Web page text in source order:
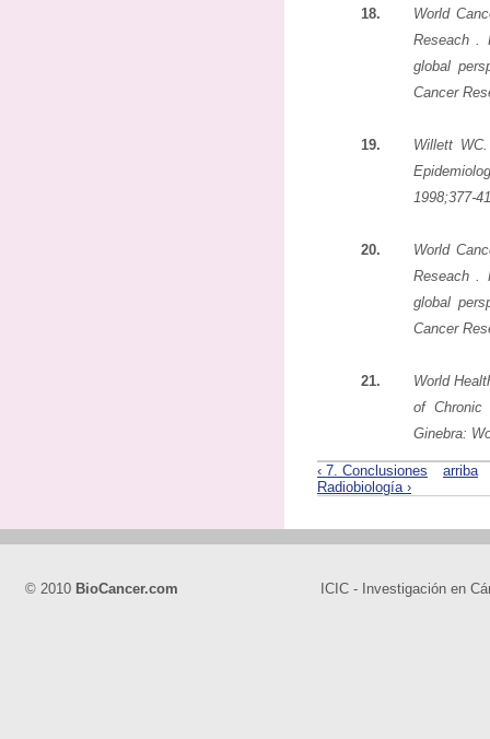
18.
World
Reseach .
global
Cancer
19.
Willett
1998;377-
20.
World
Reseach .
global
Cancer
21.
World
of Chronic
Ginebra:
‹ 7. Conclusiones
arriba
Radiobiología ›
© 2010 BioCancer.com ICIC - Investigación en